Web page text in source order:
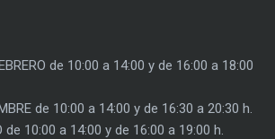
de 10:00 a 14:00 y de 16:00 a 18:00
de 10:00 a 14:00 y de 16:30 a 20:30 h.
de 10:00 a 14:00 y de 16:00 a 19:00 h.